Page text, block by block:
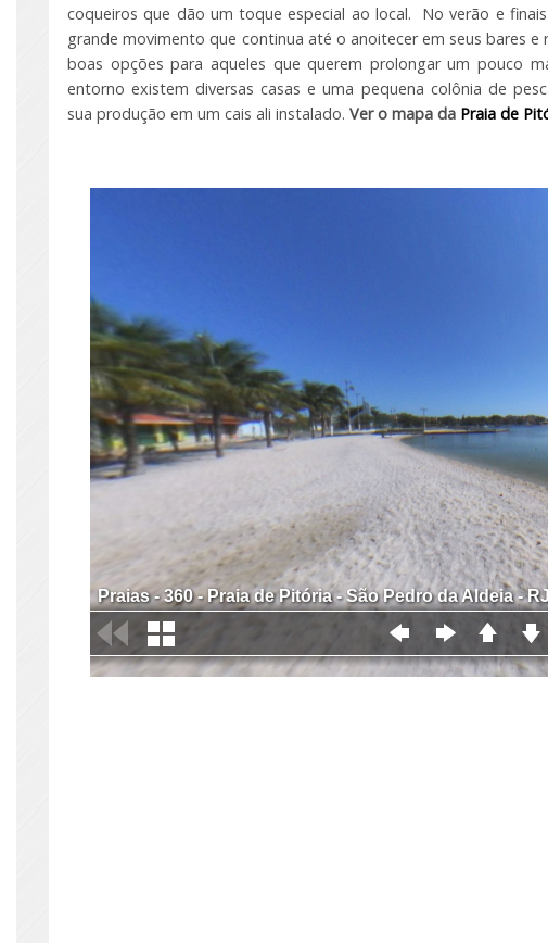
coqueiros que dão um toque especial ao local. No verão e
grande movimento que continua até o anoitecer em seus bares e
boas opções para aqueles que querem prolongar um pouco
entorno existem diversas casas e uma pequena colônia de
sua produção em um cais ali instalado.Ver o mapa da Praia de
Praias - 360 - Praia de Pitória - São Pedro da Aldeia -